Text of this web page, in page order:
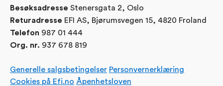
Besøksadresse Stenersgata 2, Oslo
Returadresse EFI AS, Bjørumsvegen 15, 4820 Froland
Telefon 987 01 444
Org. nr. 937 678 819
Generelle salgsbetingelser Personvernerklæring
Cookies på Efi.no Åpenhetsloven